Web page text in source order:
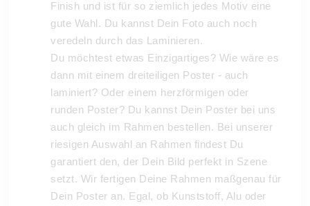
Finish und ist für so ziemlich jedes Motiv eine
gute Wahl. Du kannst Dein Foto auch noch
veredeln durch das Laminieren.
Du möchtest etwas Einzigartiges? Wie wäre es
dann mit einem dreiteiligen Poster - auch
laminiert? Oder einem herzförmigen oder
runden Poster? Du kannst Dein Poster bei uns
auch gleich im Rahmen bestellen. Bei unserer
riesigen Auswahl an Rahmen findest Du
garantiert den, der Dein Bild perfekt in Szene
setzt. Wir fertigen Deine Rahmen maßgenau für
Dein Poster an. Egal, ob Kunststoff, Alu oder